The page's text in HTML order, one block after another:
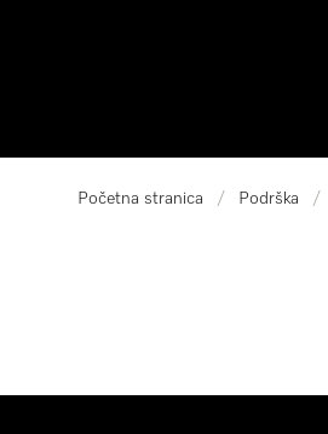
Početna stranica / Podrška /